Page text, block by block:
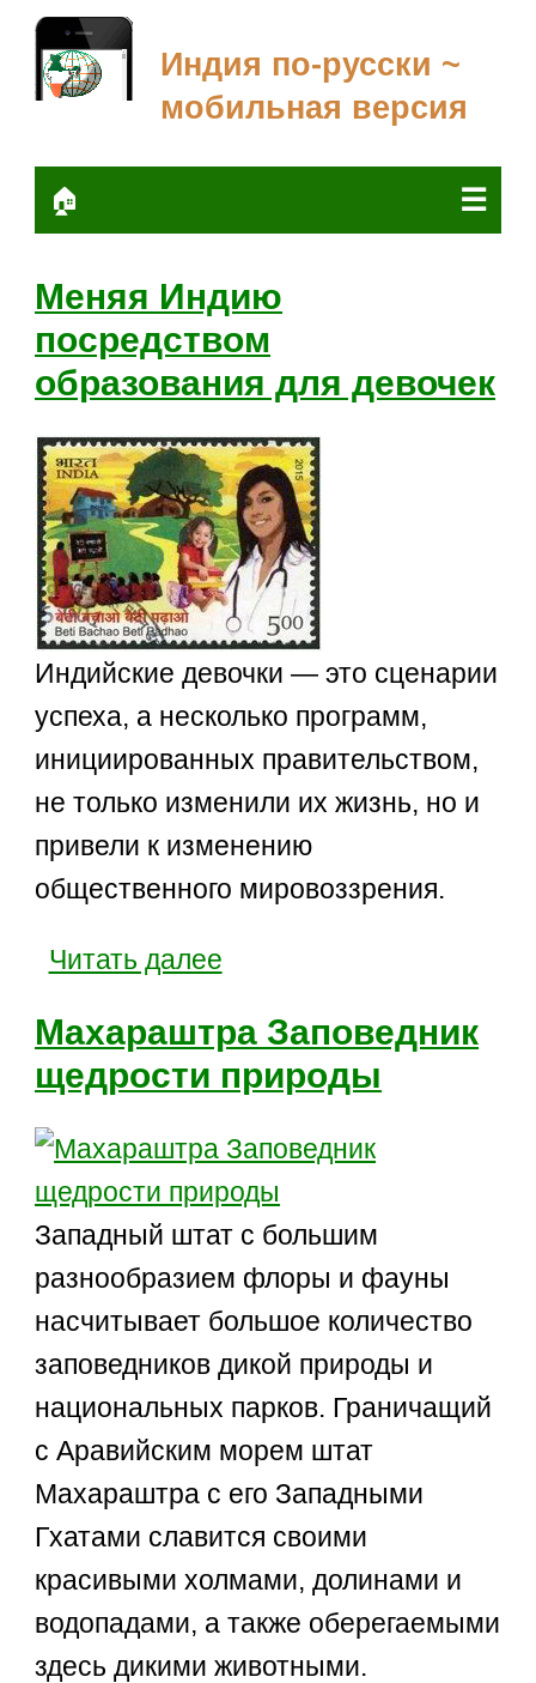
Индия по-русски ~
мобильная версия
🏠 ☰
Меняя Индию
посредством
образования для девочек
Индийские девочки — это сценарии
успеха, а несколько программ,
инициированных правительством,
не только изменили их жизнь, но и
привели к изменению
общественного мировоззрения.
Читать далее
Махараштра Заповедник
щедрости природы
Западный штат с большим
разнообразием флоры и фауны
насчитывает большое количество
заповедников дикой природы и
национальных парков. Граничащий
с Аравийским морем штат
Махараштра с его Западными
Гхатами славится своими
красивыми холмами, долинами и
водопадами, а также оберегаемыми
здесь дикими животными.